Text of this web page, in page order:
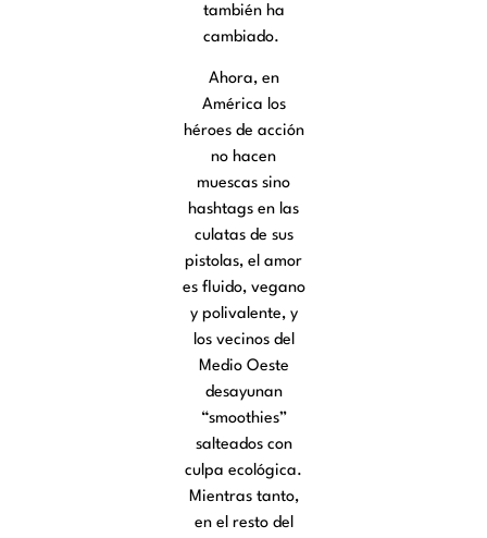
también ha
cambiado.
Ahora, en
América los
héroes de acción
no hacen
muescas sino
hashtags en las
culatas de sus
pistolas, el amor
es fluido, vegano
y polivalente, y
los vecinos del
Medio Oeste
desayunan
“smoothies”
salteados con
culpa ecológica.
Mientras tanto,
en el resto del